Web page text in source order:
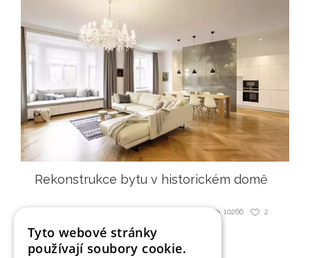
Rekonstrukce bytu v historickém domě
2
10266
Tyto webové stránky
používají soubory cookie.